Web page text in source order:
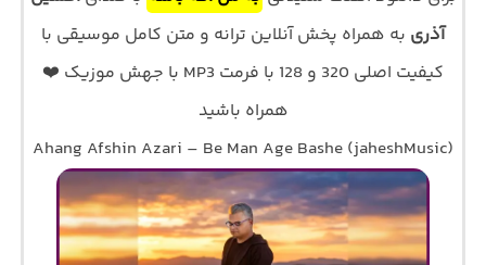
آذری به همراه پخش آنلاین ترانه و متن کامل موسیقی با
کیفیت اصلی 320 و 128 با فرمت MP3 با جهش موزیک ❤️
همراه باشید
Ahang Afshin Azari – Be Man Age Bashe (jaheshMusic)